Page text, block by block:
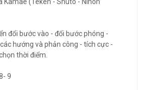
đổi bước vào - đổi bước phóng -
hướng và phản công - tích cực -
thời điểm.
9